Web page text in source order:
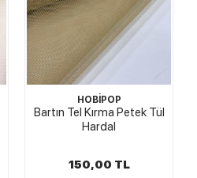
HOBİPOP
Bartın Tel Kırma Petek Tül
Hardal
150,00 TL